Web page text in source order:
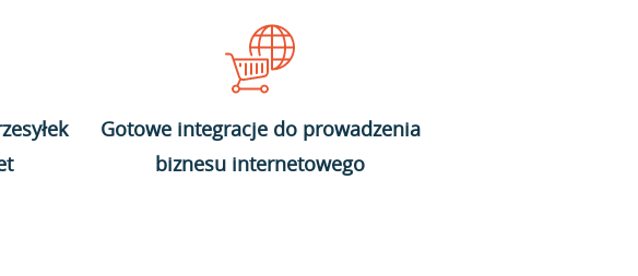
Gotowe integracje do prowadzenia
biznesu internetowego